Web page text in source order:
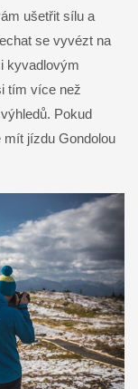
ušetřit sílu a
se vyvézt na
kyvadlovým
tím více než
Pokud
mít jízdu Gondolou